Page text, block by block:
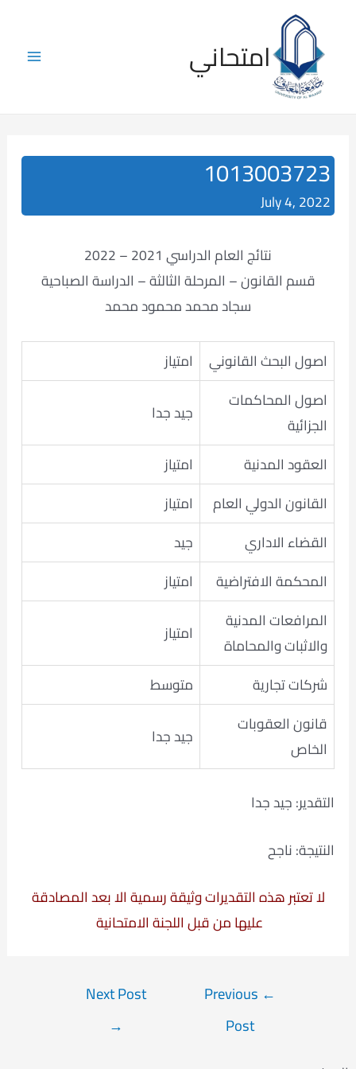
content
Main
امتحاني
1013003723
July 4, 2022
نتائج العام الدراسي 2021 – 2022
قسم القانون – المرحلة الثالثة – الدراسة الصباحية
سجاد محمد محمود محمد
اصول البحث القانوني
امتياز
اصول المحاكمات
الجزائية
جيد جدا
العقود المدنية
امتياز
القانون الدولي العام
امتياز
القضاء الاداري
جيد
المحكمة الافتراضية
امتياز
المرافعات المدنية
والاثبات والمحاماة
امتياز
شركات تجارية
متوسط
قانون العقوبات
الخاص
جيد جدا
التقدير: جيد جدا
النتيجة: ناجح
لا تعتبر هذه التقديرات وثيقة رسمية الا بعد المصادقة
عليها من قبل اللجنة الامتحانية
←
Previous
Post
Next Post
→